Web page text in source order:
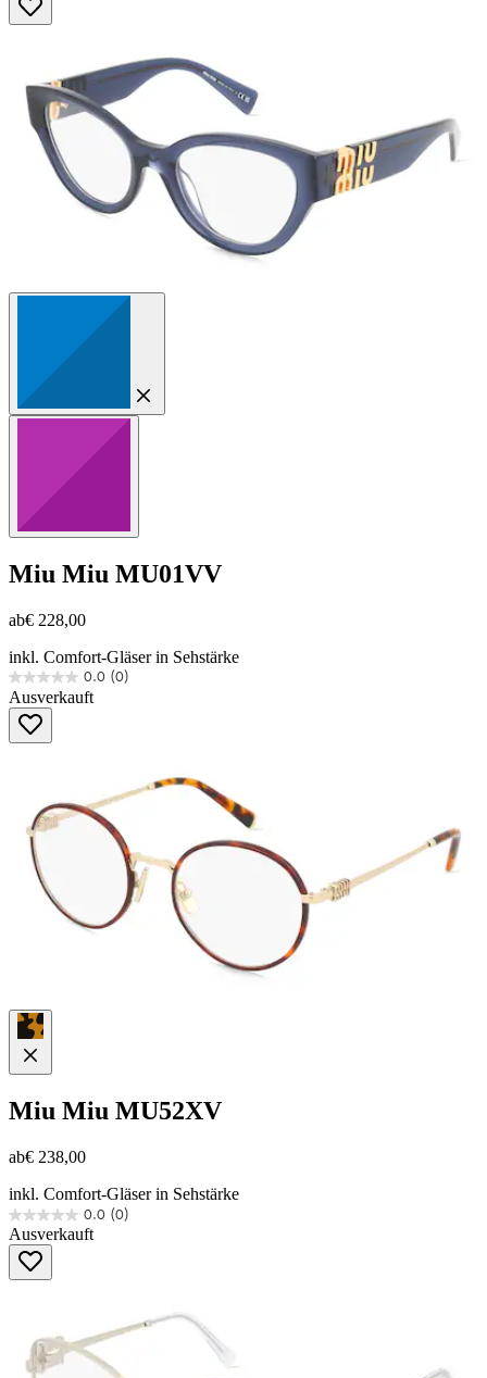
Sternen.
Miu Miu MU01VV
ab€ 228,00
inkl. Comfort-Gläser in Sehstärke
0.0 (0)
0.0
von
Sternen.
Ausverkauft
Miu Miu MU52XV
ab€ 238,00
inkl. Comfort-Gläser in Sehstärke
0.0 (0)
0.0
von
Sternen.
Ausverkauft